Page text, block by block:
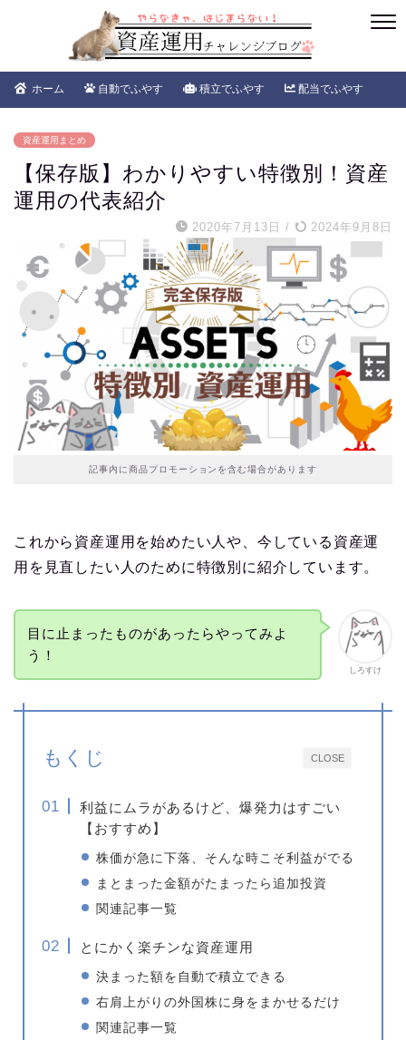
ホーム 自動でふやす 積立でふやす 配当でふやす
資産運用まとめ
【保存版】わかりやすい特徴別！資産
運用の代表紹介
2020年7月13日 / 2024年9月8日
記事内に商品プロモーションを含む場合があります
これから資産運用を始めたい人や、今している資産運
用を見直したい人のために特徴別に紹介しています。
しろすけ
目に止まったものがあったらやってみよ
う！
CLOSE
もくじ
利益にムラがあるけど、爆発力はすごい
【おすすめ】
株価が急に下落、そんな時こそ利益がでる
まとまった金額がたまったら追加投資
関連記事一覧
とにかく楽チンな資産運用
決まった額を自動で積立できる
右肩上がりの外国株に身をまかせるだけ
関連記事一覧